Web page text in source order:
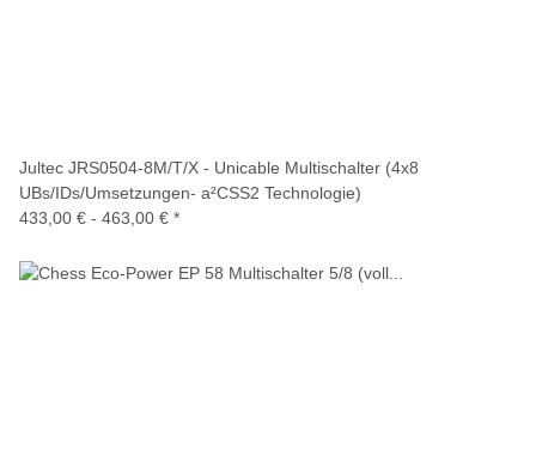
Jultec JRS0504-8M/T/X - Unicable Multischalter (4x8
UBs/IDs/Umsetzungen- a²CSS2 Technologie)
433,00 € - 463,00 € *